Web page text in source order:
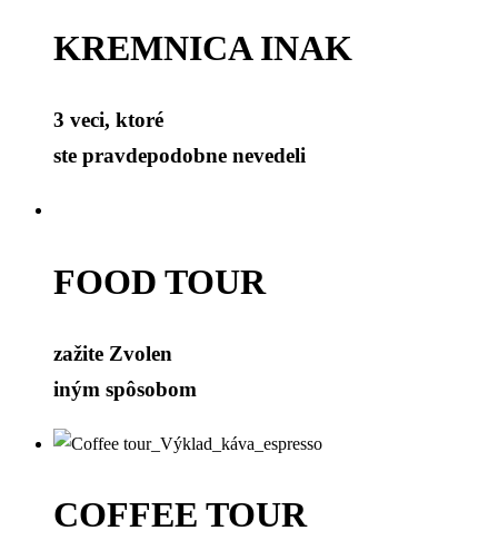
KREMNICA INAK
3 veci, ktoré
ste pravdepodobne nevedeli
FOOD TOUR
zažite Zvolen
iným spôsobom
COFFEE TOUR